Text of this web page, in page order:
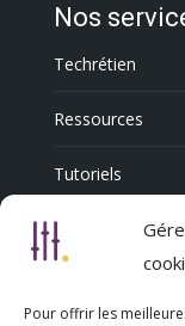
Pour offrir les
Nos
Techrétien
Ressources
Tutoriels
Annuaire